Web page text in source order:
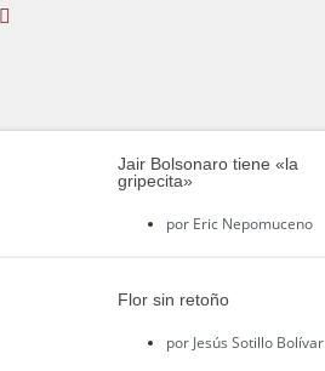
Jair Bolsonaro tiene «la
gripecita»
porEric Nepomuceno
Flor sin retoño
porJesús Sotillo Bolívar